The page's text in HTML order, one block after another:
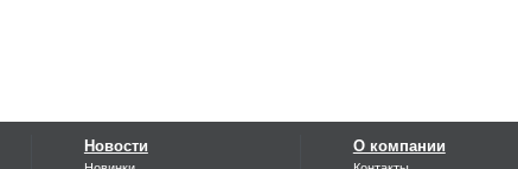
Новости О компании